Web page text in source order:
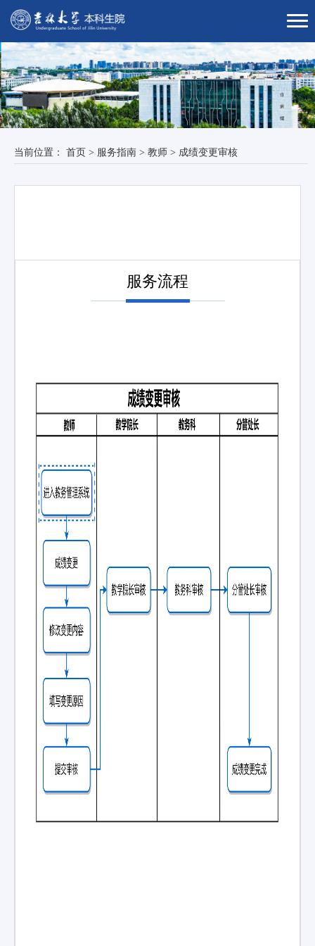
当前位置： 首页 > 服务指南 > 教师 > 成绩变更审核
服务流程